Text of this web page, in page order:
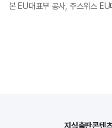
본 EU대표부 공사, 주스위스
지식출판콘텐